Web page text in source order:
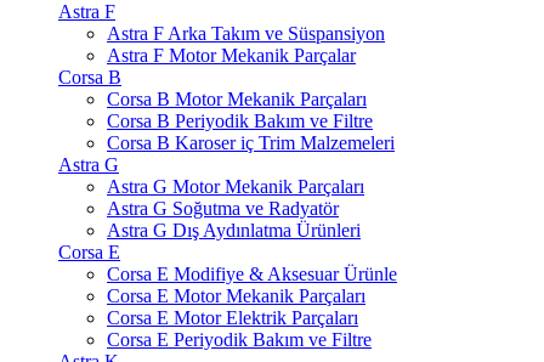
Astra F
Astra F Arka Takım ve Süspansiyon
Astra F Motor Mekanik Parçalar
Corsa B
Corsa B Motor Mekanik Parçaları
Corsa B Periyodik Bakım ve Filtre
Corsa B Karoser iç Trim Malzemeleri
Astra G
Astra G Motor Mekanik Parçaları
Astra G Soğutma ve Radyatör
Astra G Dış Aydınlatma Ürünleri
Corsa E
Corsa E Modifiye & Aksesuar Ürünle
Corsa E Motor Mekanik Parçaları
Corsa E Motor Elektrik Parçaları
Corsa E Periyodik Bakım ve Filtre